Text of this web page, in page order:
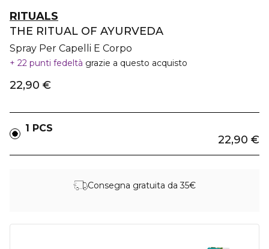
RITUALS
THE RITUAL OF AYURVEDA
Spray Per Capelli E Corpo
22 punti fedeltà grazie a questo acquisto
22,90 €
1 PCS
22,90 €
Consegna gratuita da 35€